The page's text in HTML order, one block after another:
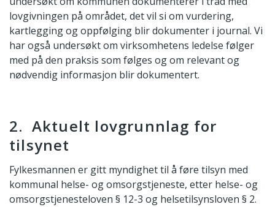
lovgivningen på området, det vil si om vurdering,
kartlegging og oppfølging blir dokumenter i journal. Vi
har også undersøkt om virksomhetens ledelse følger
med på den praksis som følges og om relevant og
nødvendig informasjon blir dokumentert.
2. Aktuelt lovgrunnlag for
tilsynet
Fylkesmannen er gitt myndighet til å føre tilsyn med
kommunal helse- og omsorgstjeneste, etter helse- og
omsorgstjenesteloven § 12-3 og helsetilsynsloven § 2.